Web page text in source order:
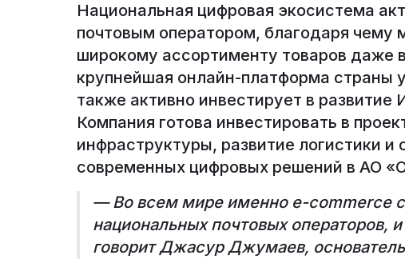
Национальная цифровая экосистема
почтовым оператором, благодаря
широкому ассортименту товаров даже
крупнейшая онлайн-платформа страны
также активно инвестирует в
Компания готова инвестировать в
инфраструктуры, развитие логистики
современных цифровых решений в АО
— Во всем мире именно e-commerce
национальных почтовых операторов,
говорит Джасур Джумаев,